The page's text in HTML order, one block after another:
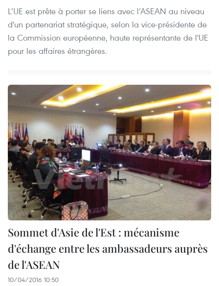
L’UE est prête à porter ​se liens avec l’ASEAN au niveau
d'un partenariat stratégique, selon la vice-présidente de
la Commission européenne, haute représentante de l'UE
pour les affaires étrangères.
Sommet d'Asie de l'Est : mécanisme
d'échange entre les ambassadeurs auprès
de l'ASEAN
10/04/2016 10:50